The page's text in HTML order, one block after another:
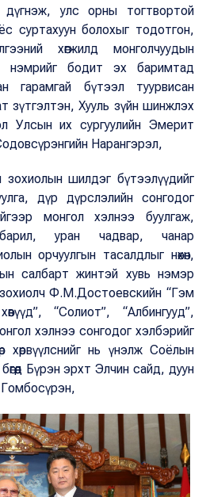
улс орны тогтвортой
суртахуун болохыг тодотгон,
хөгжилд монголчуудын
нэмрийг бодит эх баримтад
гарамгай бүтээл туурвисан
зүтгэлтэн, Хууль зүйн шинжлэх
Улсын их сургуулийн Эмерит
Нарангэрэл,
зохиолын шилдэг бүтээлүүдийг
дүр дүрслэлийн сонгодог
монгол хэлнээ буулгаж,
уран чадвар, чанар
орчуулгын тасалдлыг нөхөн,
салбарт жинтэй хувь нэмэр
Ф.М.Достоевскийн “Гэм
“Солиот”, “Албингууд”,
хэлнээ сонгодог хэлбэрийг
хөрвүүлснийг нь үнэлж Соёлын
Бүрэн эрхт Элчин сайд, дуун
Гомбосүрэн,